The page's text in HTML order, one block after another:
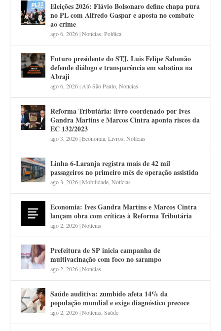
Eleições 2026: Flávio Bolsonaro define chapa pura
no PL com Alfredo Gaspar e aposta no combate
ao crime
ago 6, 2026|Notícias ,Política
Futuro presidente do STJ, Luis Felipe Salomão
defende diálogo e transparência em sabatina na
Abraji
ago 6, 2026| Alô São Paulo ,Notícias
Reforma Tributária: livro coordenado por Ives
Gandra Martins e Marcos Cintra aponta riscos da
EC 132/2023
ago 3, 2026|Economia ,Livros ,Notícias
Linha 6-Laranja registra mais de 42 mil
passageiros no primeiro mês de operação assistida
ago 3, 2026|Mobilidade ,Notícias
Economia: Ives Gandra Martins e Marcos Cintra
lançam obra com críticas à Reforma Tributária
ago 2, 2026|Notícias
Prefeitura de SP inicia campanha de
multivacinação com foco no sarampo
ago 2, 2026|Notícias
Saúde auditiva: zumbido afeta 14% da
população mundial e exige diagnóstico precoce
ago 2, 2026|Notícias ,Saúde